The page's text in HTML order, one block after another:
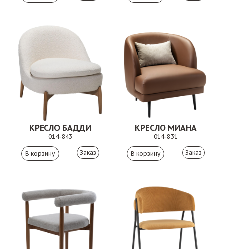
КРЕСЛО БАДДИ
014-843
Заказ
КРЕСЛО МИАНА
014-831
Заказ